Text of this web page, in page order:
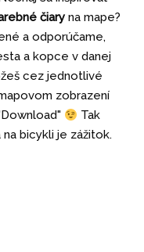
čiary na mape?
a odporúčame,
a kopce v danej
cez jednotlivé
zobrazení
Tak
bicykli je zážitok.